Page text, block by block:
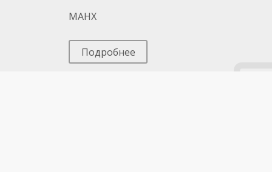
МАНХ
Подробнее